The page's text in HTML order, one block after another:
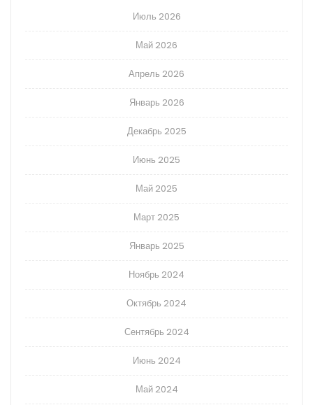
Июль 2026
Май 2026
Апрель 2026
Январь 2026
Декабрь 2025
Июнь 2025
Май 2025
Март 2025
Январь 2025
Ноябрь 2024
Октябрь 2024
Сентябрь 2024
Июнь 2024
Май 2024